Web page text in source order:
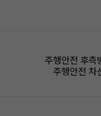
주행안전 후측
주행안전 차